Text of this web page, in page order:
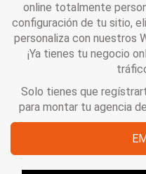
online totalmente
configuración de tu sitio,
personaliza con nuestros
¡Ya tienes tu negocio
Solo tienes que
para montar tu agencia